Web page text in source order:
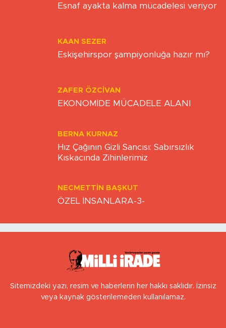
Esnaf ayakta kalma mücadelesi veriyor
KAAN SEZER
Eskişehirspor şampiyonluğa hazır mı?
ZAFER ÖZCIVAN
EKONOMİDE MÜCADELE ALANI
BERNA KURNAZ
Hız Çağının Gizli Sancısı: Sabırsızlık
Kıskacında Zihinlerimiz
NECMETTIN BAŞKUT
ÖZEL İNSANLARA-3-
Sitemizdeki yazı, resim ve haberlerin her hakkı saklıdır. İzinsiz
veya kaynak gösterilemeden kullanılamaz.